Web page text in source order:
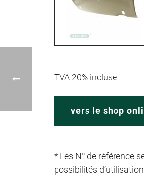
TVA 20% incluse
vers le shop
* Les N° de référence
possibilités